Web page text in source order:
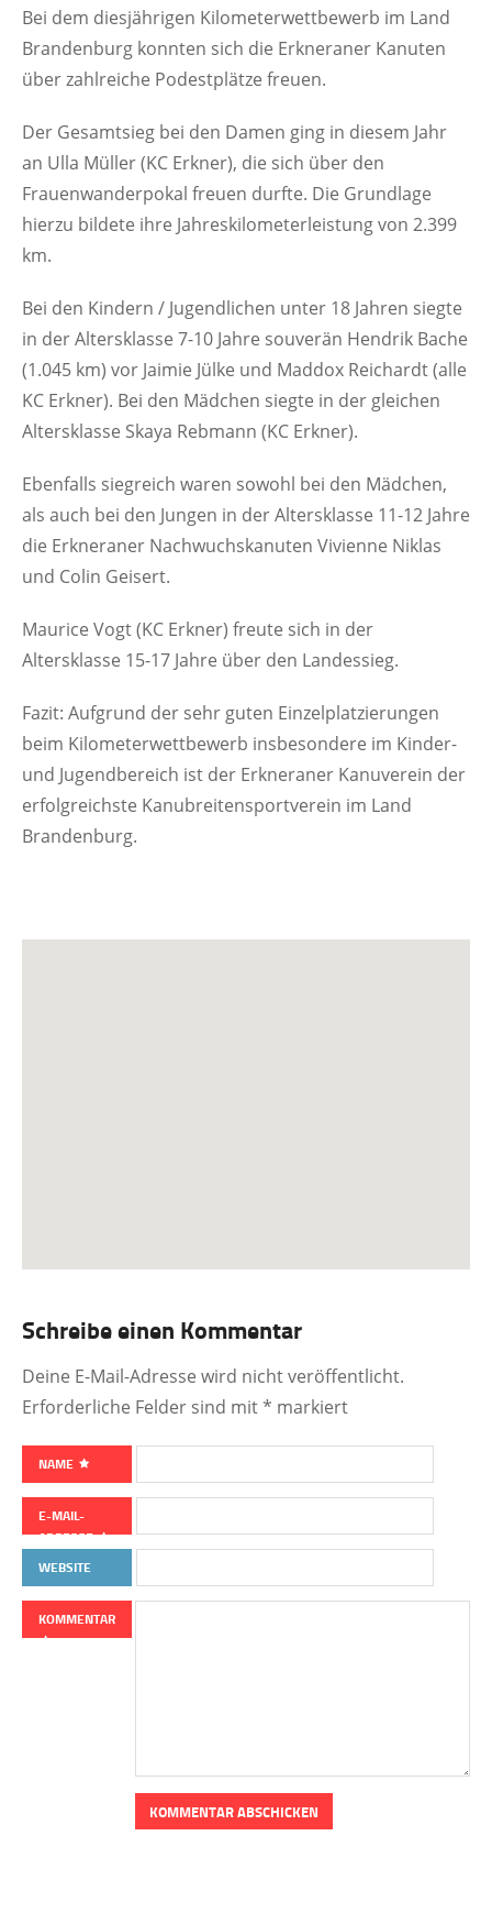
Bei dem diesjährigen Kilometerwettbewerb im Land
Brandenburg konnten sich die Erkneraner Kanuten
über zahlreiche Podestplätze freuen.
Der Gesamtsieg bei den Damen ging in diesem Jahr
an Ulla Müller (KC Erkner), die sich über den
Frauenwanderpokal freuen durfte. Die Grundlage
hierzu bildete ihre Jahreskilometerleistung von 2.399
km.
Bei den Kindern / Jugendlichen unter 18 Jahren siegte
in der Altersklasse 7-10 Jahre souverän Hendrik Bache
(1.045 km) vor Jaimie Jülke und Maddox Reichardt (alle
KC Erkner). Bei den Mädchen siegte in der gleichen
Altersklasse Skaya Rebmann (KC Erkner).
Ebenfalls siegreich waren sowohl bei den Mädchen,
als auch bei den Jungen in der Altersklasse 11-12 Jahre
die Erkneraner Nachwuchskanuten Vivienne Niklas
und Colin Geisert.
Maurice Vogt (KC Erkner) freute sich in der
Altersklasse 15-17 Jahre über den Landessieg.
Fazit: Aufgrund der sehr guten Einzelplatzierungen
beim Kilometerwettbewerb insbesondere im Kinder-
und Jugendbereich ist der Erkneraner Kanuverein der
erfolgreichste Kanubreitensportverein im Land
Brandenburg.
Schreibe einen Kommentar
Deine E-Mail-Adresse wird nicht veröffentlicht.
Erforderliche Felder sind mit* markiert
NAME
E-MAIL-
ADRESSE
WEBSITE
KOMMENTAR